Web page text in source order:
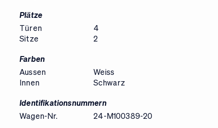
Plätze
Türen
4
Sitze
2
Farben
Aussen
Weiss
Innen
Schwarz
Identifikationsnummern
Wagen-Nr.
24-M100389-20